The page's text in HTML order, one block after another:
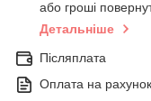
або гроші
Детальніше
Післяплата
Оплата на рахунок